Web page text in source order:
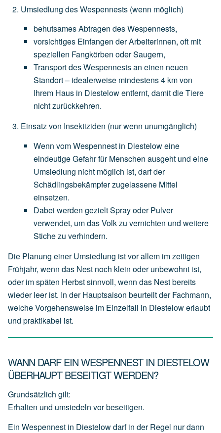
Umsiedlung des Wespennests (wenn möglich)
behutsamesAbtragen desWespennests,
vorsichtiges Einfangen derArbeiterinnen, oft mit
speziellen Fangkörben oderSaugern,
TransportdesWespennestsan einen neuen
Standort– idealerweise mindestens4 kmvon
Ihrem Haus in Diestelowentfernt, damitdieTiere
nichtzurückkehren.
Einsatz von Insektiziden (nurwenn unumgänglich)
Wenn vomWespennest in Diesteloweine
eindeutigeGefahrfür Menschen ausgeht und eine
Umsiedlung nicht möglich ist, darfder
Schädlingsbekämpferzugelassene Mittel
einsetzen.
Dabei werden gezieltSprayoder Pulver
verwendet, umdasVolkzu vernichten und weitere
Stichezu verhindern.
Die Planung einer Umsiedlung ist vor allem im zeitigen
Frühjahr, wenn das Nest noch klein oder unbewohnt ist,
oder im späten Herbst sinnvoll, wenn das Nest bereits
wieder leer ist. In der Hauptsaison beurteilt der Fachmann,
welche Vorgehensweise im Einzelfall in Diestelow erlaubt
und praktikabel ist.
WANN DARF EIN WESPENNEST IN DIESTELOW
ÜBERHAUPT BESEITIGT WERDEN?
Grundsätzlich gilt:
Erhalten und umsiedeln vor beseitigen.
Ein Wespennest in Diestelow darf in der Regel nur dann